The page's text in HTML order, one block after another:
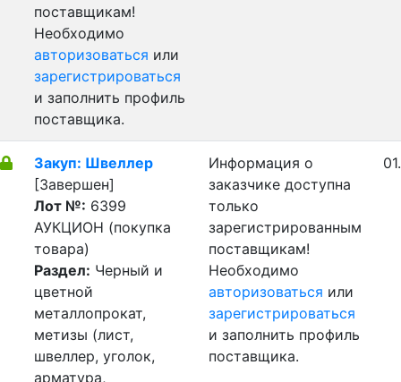
поставщикам!
Необходимо
авторизоваться или
зарегистрироваться
и заполнить профиль
поставщика.
Закуп: Швеллер
[Завершен]
Лот №: 6399
АУКЦИОН (покупка
товара)
Раздел: Черный и
цветной
металлопрокат,
метизы (лист,
швеллер, уголок,
арматура,
Информация о
заказчике доступна
только
зарегистрированным
поставщикам!
Необходимо
авторизоваться или
зарегистрироваться
и заполнить профиль
поставщика.